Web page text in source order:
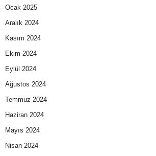
Ocak 2025
Aralık 2024
Kasım 2024
Ekim 2024
Eylül 2024
Ağustos 2024
Temmuz 2024
Haziran 2024
Mayıs 2024
Nisan 2024